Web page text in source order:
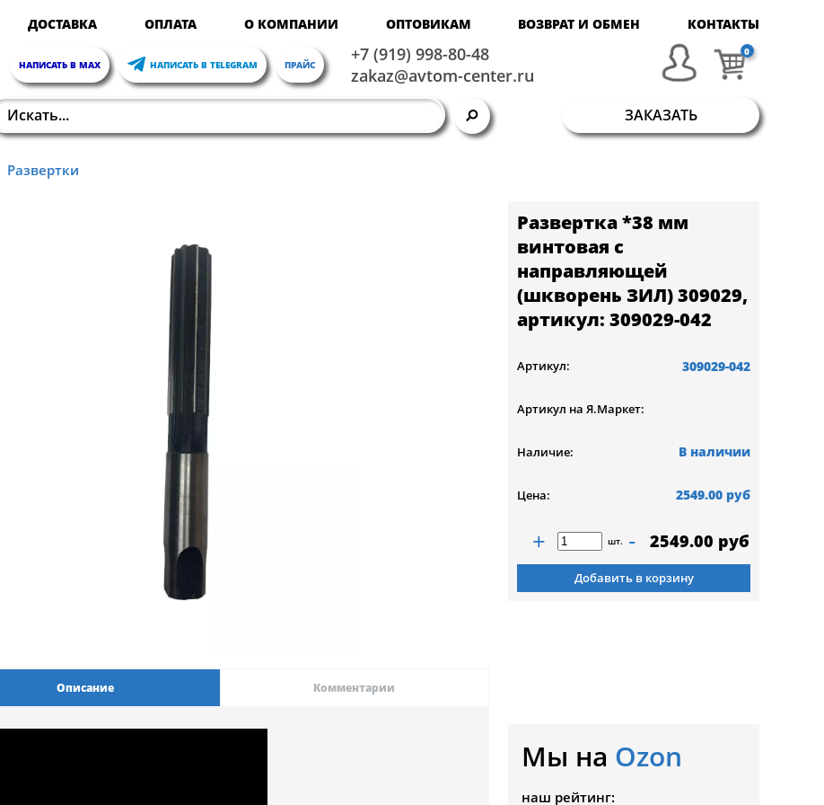
ДОСТАВКА ОПЛАТА ОПТОВИКАМ КОНТАКТЫ
ВОЗВРАТ И ОБМЕН
О КОМПАНИИ
НАПИСАТЬ В MAX НАПИСАТЬ В TELEGRAM ПРАЙС
+7 (919) 998-80-48
zakaz@avtom-center.ru
0
ЗАКАЗАТЬ
Развертки
Описание Комментарии
Развертка *38 мм
винтовая с
направляющей
(шкворень ЗИЛ) 309029,
артикул: 309029-042
Артикул: 309029-042
Артикул на Я.Маркет:
Наличие: В наличии
Цена: 2549.00 руб
+ шт. - 2549.00 руб
Добавить в корзину
Мы на Ozon
наш рейтинг: